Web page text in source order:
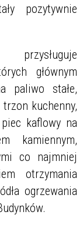
pozytywnie
głównym
paliwo stałe,
kuchenny,
kaflowy na
kamiennym,
co najmniej
otrzymania
ogrzewania